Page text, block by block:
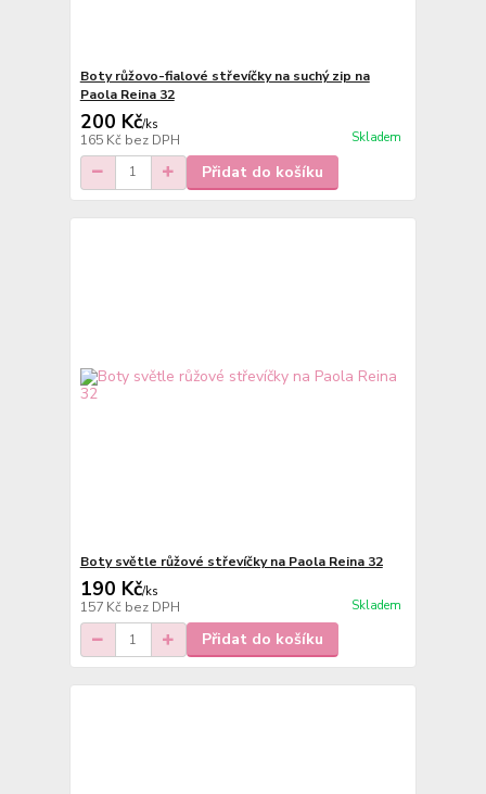
Boty růžovo-fialové střevíčky na suchý zip na
Paola Reina 32
200 Kč/ks
165 Kč bez DPH Skladem
Přidat do košíku
Boty světle růžové střevíčky na Paola Reina 32
190 Kč/ks
157 Kč bez DPH Skladem
Přidat do košíku